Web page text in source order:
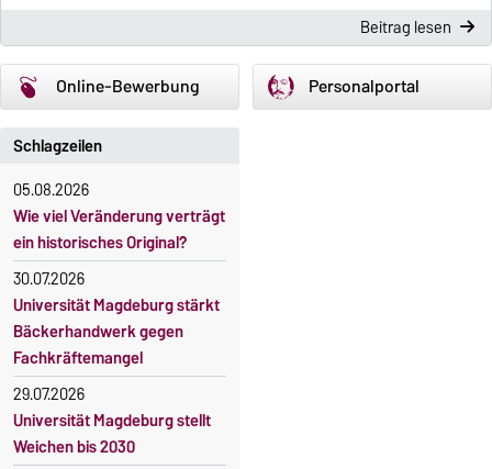
Beitrag lesen
Online-Bewerbung
Schlagzeilen
05.08.2026
Wie viel Veränderung verträgt
ein historisches Original?
30.07.2026
Universität Magdeburg stärkt
Bäckerhandwerk gegen
Fachkräftemangel
29.07.2026
Universität Magdeburg stellt
Weichen bis 2030
Personalportal